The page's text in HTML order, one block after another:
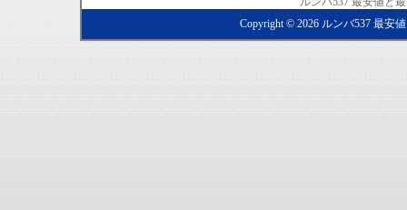
Copyright © 2026 ルンバ537 最安